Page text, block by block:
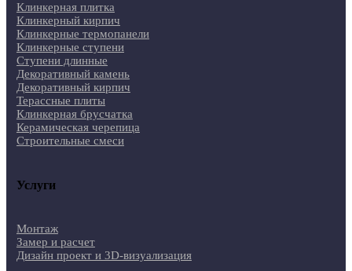
Клинкерная плитка
Клинкерный кирпич
Клинкерные термопанели
Клинкерные ступени
Ступени длинные
Декоративный камень
Декоративный кирпич
Терассные плиты
Клинкерная брусчатка
Керамическая черепица
Строительные смеси
Услуги
Монтаж
Замер и расчет
Дизайн проект и 3D-визуализация